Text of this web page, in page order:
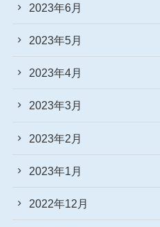
2023年6月
2023年5月
2023年4月
2023年3月
2023年2月
2023年1月
2022年12月